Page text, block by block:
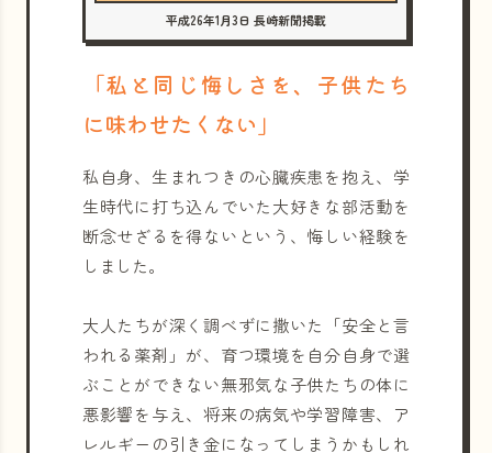
平成26年1月3日 長崎新聞掲載
「私と同じ悔しさを、子供たち
に味わせたくない」
私自身、生まれつきの心臓疾患を抱え、学
生時代に打ち込んでいた大好きな部活動を
断念せざるを得ないという、悔しい経験を
しました。
大人たちが深く調べずに撒いた「安全と言
われる薬剤」が、育つ環境を自分自身で選
ぶことができない無邪気な子供たちの体に
悪影響を与え、将来の病気や学習障害、ア
レルギーの引き金になってしまうかもしれ